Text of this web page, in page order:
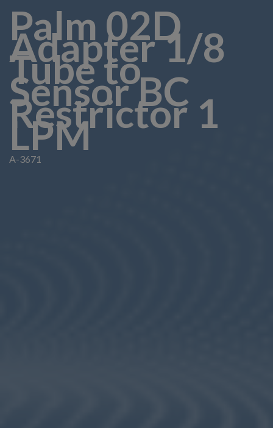
Palm 02D
Adapter 1/8
Tube to
Sensor BC
Restrictor 1
LPM
A-3671